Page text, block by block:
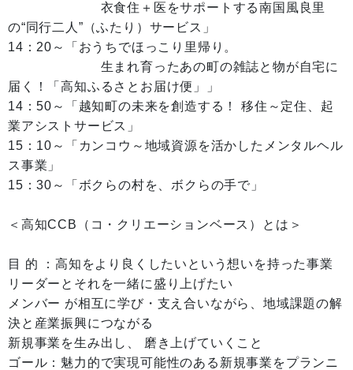
衣食住＋医をサポートする南国風良里
の“同行二人”（ふたり）サービス」
14：20～「おうちでほっこり里帰り。
生まれ育ったあの町の雑誌と物が自宅に
届く！「高知ふるさとお届け便」」
14：50～「越知町の未来を創造する！ 移住～定住、起
業アシストサービス」
15：10～「カンコウ～地域資源を活かしたメンタルヘル
ス事業」
15：30～「ボクらの村を、ボクらの手で」
＜高知CCB（コ・クリエーションベース）とは＞
目 的 ：高知をより良くしたいという想いを持った事業
リーダーとそれを一緒に盛り上げたい
メンバー が相互に学び・支え合いながら、地域課題の解
決と産業振興につながる
新規事業を生み出し、 磨き上げていくこと
ゴール：魅力的で実現可能性のある新規事業をプランニ